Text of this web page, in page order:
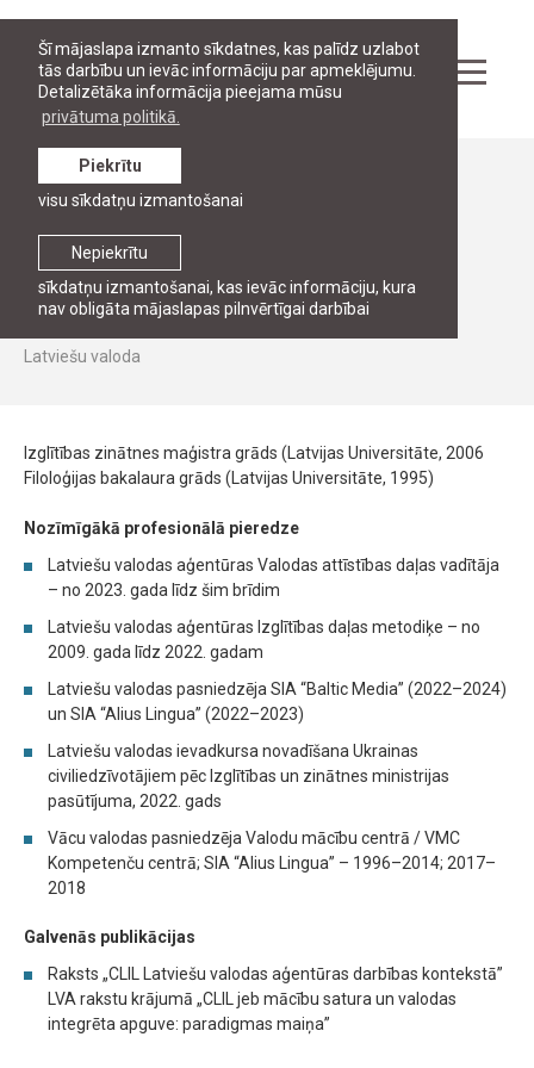
Šī mājaslapa izmanto sīkdatnes, kas palīdz uzlabot
tās darbību un ievāc informāciju par apmeklējumu.
Detalizētāka informācija pieejama mūsu
privātuma politikā.
Nepiekrītu
sīkdatņu izmantošanai, kas ievāc informāciju, kura
nav obligāta mājaslapas pilnvērtīgai darbībai
Piekrītu
visu sīkdatņu izmantošanai
Personāls
VIESPROFESORI UN VIESLEKTORI
Indra Lapinska MA
Latviešu valoda
Izglītības zinātnes maģistra grāds (Latvijas Universitāte, 2006
Filoloģijas bakalaura grāds (Latvijas Universitāte, 1995)
Nozīmīgākā profesionālā pieredze
Latviešu valodas aģentūras Valodas attīstības daļas vadītāja
– no 2023. gada līdz šim brīdim
Latviešu valodas aģentūras Izglītības daļas metodiķe – no
2009. gada līdz 2022. gadam
Latviešu valodas pasniedzēja SIA “Baltic Media” (2022–2024)
un SIA “Alius Lingua” (2022–2023)
Latviešu valodas ievadkursa novadīšana Ukrainas
civiliedzīvotājiem pēc Izglītības un zinātnes ministrijas
pasūtījuma, 2022. gads
Vācu valodas pasniedzēja Valodu mācību centrā / VMC
Kompetenču centrā; SIA “Alius Lingua” – 1996–2014; 2017–
2018
Galvenās publikācijas
Raksts „CLIL Latviešu valodas aģentūras darbības kontekstā”
LVA rakstu krājumā „CLIL jeb mācību satura un valodas
integrēta apguve: paradigmas maiņa”